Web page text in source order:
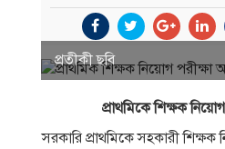
প্রতীকী ছবি
প্রাথমিকে শিক্ষক
সরকারি প্রাথমিকে সহকারী